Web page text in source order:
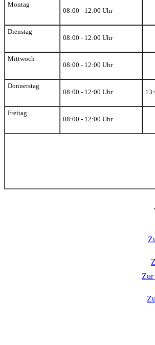
Montag
08:00 - 12:00 Uhr
Dienstag
08:00 - 12:00 Uhr
Mittwoch
08:00 - 12:00 Uhr
Donnerstag
08:00 - 12:00 Uhr
Freitag
08:00 - 12:00 Uhr